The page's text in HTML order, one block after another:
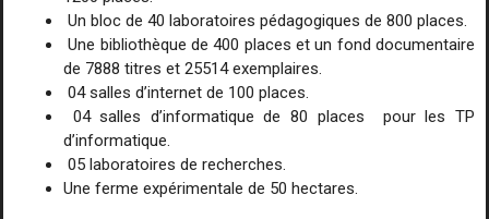
Un bloc de 40 laboratoires pédagogiques de 800 places.
Une bibliothèque de 400 places et un fond documentaire
de 7888 titres et 25514 exemplaires.
04 salles d’internet de 100 places.
04 salles d’informatique de 80 places pour les TP
d’informatique.
05 laboratoires de recherches.
Une ferme expérimentale de 50 hectares.